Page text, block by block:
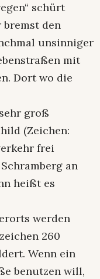
schürt
den
unsinniger
mit
Dort wo die
groß
(Zeichen:
frei
an
heißt es
werden
260
Wenn ein
benutzen will,